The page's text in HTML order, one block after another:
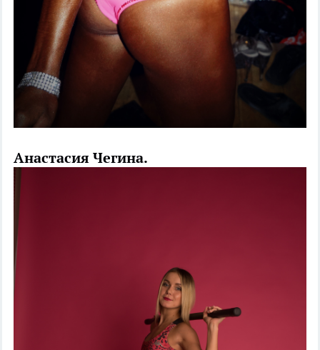
Анастасия Чегина.